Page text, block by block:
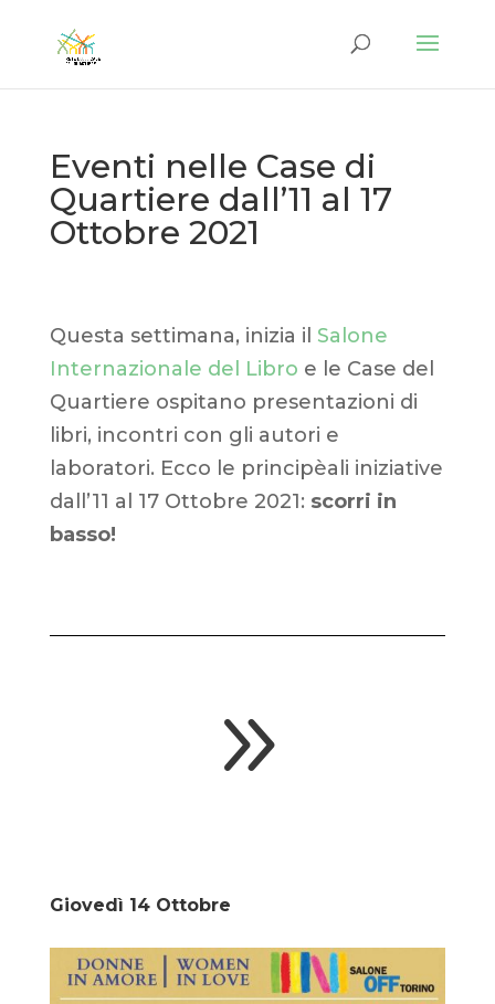
Eventi nelle Case di
Quartiere dall’11 al 17
Ottobre 2021
Questa settimana, inizia il Salone
Internazionale del Libro e le Case del
Quartiere ospitano presentazioni di
libri, incontri con gli autori e
laboratori. Ecco le principèali iniziative
dall’11 al 17 Ottobre 2021: scorri in
basso!
9
Giovedì 14 Ottobre